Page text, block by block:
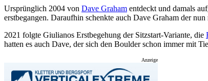
Ursprünglich 2004 von Dave Graham entdeckt und damals
erstbegangen. Daraufhin schenkte auch Dave Graham der
2021 folgte Giulianos Erstbegehung der Sitzstart-Variante, die
hatten es auch Dave, der sich den Boulder schon immer mit
Anzeige